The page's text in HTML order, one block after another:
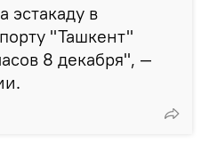
эстакаду в
"Ташкент"
8 декабря", —